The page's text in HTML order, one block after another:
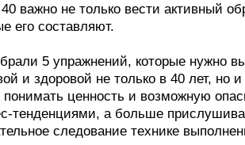
важно не только вести активный
его составляют.
5 упражнений, которые нужно
и здоровой не только в 40 лет, но
ценность и возможную
тенденциями, а больше
следование технике